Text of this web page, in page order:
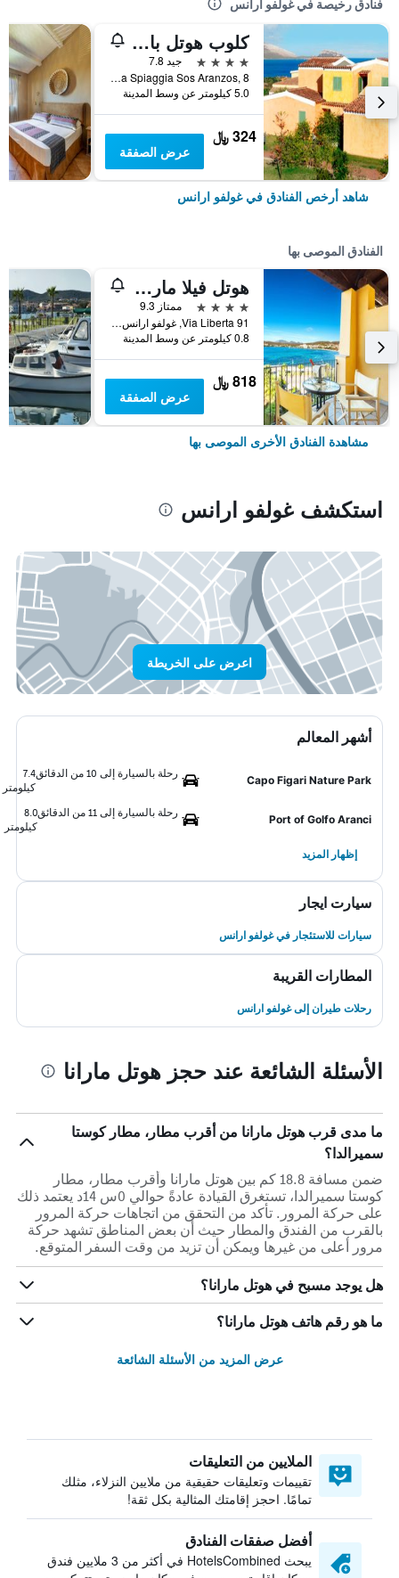
فنادق رخيصة في غولفو ارانس
كلوب هوتل بايا أرانزوس
4 نجوم
جيد 7.8
Via Spiaggia Sos Aranzos, 8, غولفو ارانس, سردينيا, إيطاليا
5.0 كيلومتر عن وسط المدينة
324 ﷼
عرض الصفقة
شاهد أرخص الفنادق في غولفو ارانس
الفنادق الموصى بها
هوتل فيلا مارجريتا
4 نجوم
ممتاز 9.3
Via Liberta 91, غولفو ارانس, سردينيا, إيطاليا
0.8 كيلومتر عن وسط المدينة
818 ﷼
عرض الصفقة
مشاهدة الفنادق الأخرى الموصى بها
استكشف غولفو ارانس
اعرض على الخريطة
أشهر المعالم
Capo Figari Nature Park
رحلة بالسيارة إلى 10 من الدقائق
7.4
كيلومتر
Port of Golfo Aranci
رحلة بالسيارة إلى 11 من الدقائق
8.0
كيلومتر
إظهار المزيد
سيارت ايجار
سيارات للاستئجار في غولفو ارانس
المطارات القريبة
رحلات طيران إلى غولفو ارانس
الأسئلة الشائعة عند حجز هوتل مارانا
ما مدى قرب هوتل مارانا من أقرب مطار، مطار كوستا
سميرالدا؟
ضمن مسافة 18.8 كم بين هوتل مارانا وأقرب مطار، مطار
كوستا سميرالدا، تستغرق القيادة عادةً حوالي 0س 14د يعتمد ذلك
على حركة المرور. تأكد من التحقق من اتجاهات حركة المرور
بالقرب من الفندق والمطار حيث أن بعض المناطق تشهد حركة
مرور أعلى من غيرها ويمكن أن تزيد من وقت السفر المتوقع.
هل يوجد مسبح في هوتل مارانا؟
ما هو رقم هاتف هوتل مارانا؟
عرض المزيد من الأسئلة الشائعة
الملايين من التعليقات
تقييمات وتعليقات حقيقية من ملايين النزلاء، مثلك
تمامًا. احجز إقامتك المثالية بكل ثقة!
أفضل صفقات الفنادق
يبحث HotelsCombined في أكثر من 3 ملايين فندق